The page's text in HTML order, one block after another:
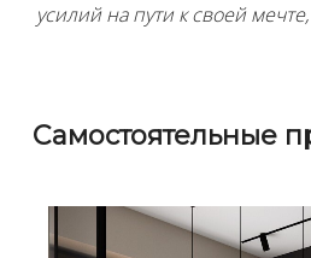
усилий на пути к своей
Cамостоятельные